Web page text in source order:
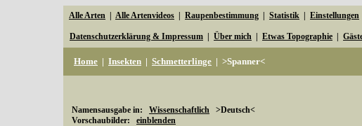
Alle Arten Alle Artenvideos Raupenbestimmung Statistik Einstellungen
Datenschutzerklärung & Impressum Über mich Etwas Topographie
Home | Insekten | Schmetterlinge | >Spanner<
Namensausgabe in: Wissenschaftlich >Deutsch<
Vorschaubilder: einblenden